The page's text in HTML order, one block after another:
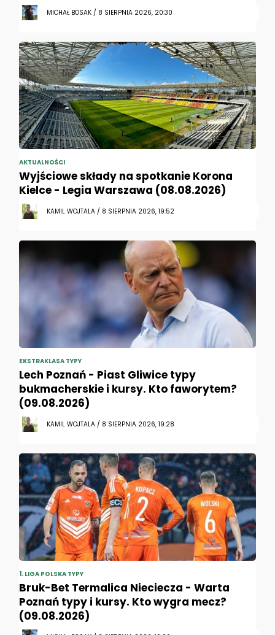
MICHAŁ BOSAK / 8 SIERPNIA 2026, 20:30
AKTUALNOŚCI
Wyjściowe składy na spotkanie Korona
Kielce - Legia Warszawa (08.08.2026)
KAMIL WOJTALA / 8 SIERPNIA 2026, 19:52
EKSTRAKLASA TYPY
Lech Poznań - Piast Gliwice typy
bukmacherskie i kursy. Kto faworytem?
(09.08.2026)
KAMIL WOJTALA / 8 SIERPNIA 2026, 19:28
1. LIGA POLSKA TYPY
Bruk-Bet Termalica Nieciecza - Warta
Poznań typy i kursy. Kto wygra mecz?
(09.08.2026)